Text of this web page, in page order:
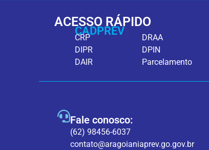
ACESSO RÁPIDO
CADPREV
CRP
DIPR
DAIR
DRAA
DPIN
Parcelamento
Fale conosco:
(62) 98456-6037
contato@aragoianiaprev.go.gov.br